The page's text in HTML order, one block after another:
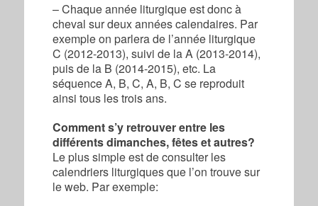
– Chaque année liturgique est donc à
cheval sur deux années calendaires. Par
exemple on parlera de l’année liturgique
C (2012-2013), suivi de la A (2013-2014),
puis de la B (2014-2015), etc. La
séquence A, B, C, A, B, C se reproduit
ainsi tous les trois ans.
Comment s’y retrouver entre les
différents dimanches, fêtes et autres?
Le plus simple est de consulter les
calendriers liturgiques que l’on trouve sur
le web. Par exemple: